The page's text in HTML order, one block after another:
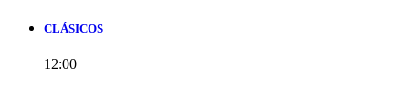
CLÁSICOS
12:00